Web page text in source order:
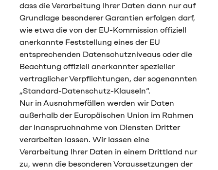
dass die Verarbeitung Ihrer Daten dann nur auf
Grundlage besonderer Garantien erfolgen darf,
wie etwa die von der EU-Kommission offiziell
anerkannte Feststellung eines der EU
entsprechenden Datenschutzniveaus oder die
Beachtung offiziell anerkannter spezieller
vertraglicher Verpflichtungen, der sogenannten
„Standard-Datenschutz-Klauseln“.
Nur in Ausnahmefällen werden wir Daten
außerhalb der Europäischen Union im Rahmen
der Inanspruchnahme von Diensten Dritter
verarbeiten lassen. Wir lassen eine
Verarbeitung Ihrer Daten in einem Drittland nur
zu, wenn die besonderen Voraussetzungen der